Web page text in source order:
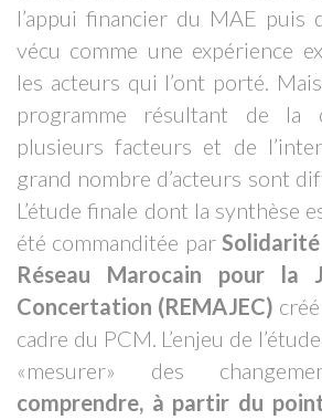
l’appui financier du MAE puis
vécu comme une expérience
les acteurs qui l’ont porté.
programme résultant de la
plusieurs facteurs et de
grand nombre d’acteurs sont
L’étude finale dont la synthèse
été commanditée par
Réseau Marocain pour la
Concertation (REMAJEC)
cadre du PCM. L’enjeu de
«mesurer» des
comprendre, à partir du